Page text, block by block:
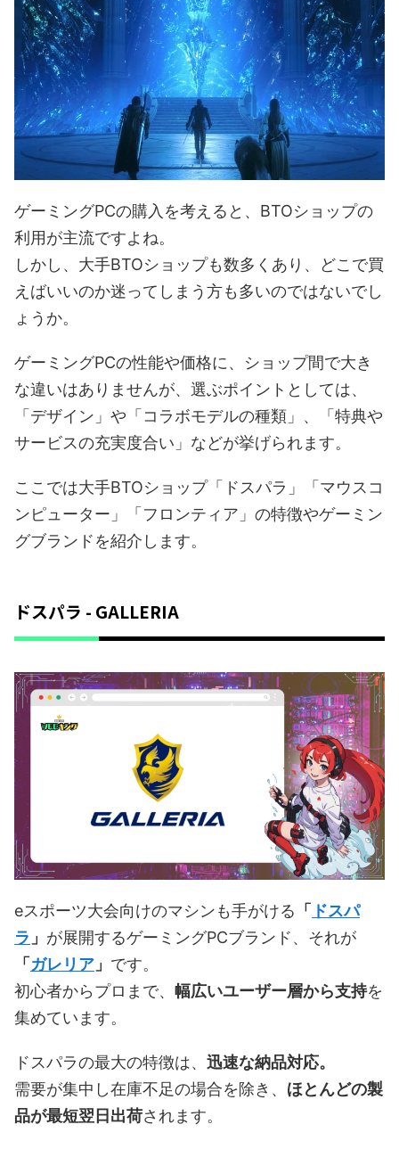
ゲーミングPCの購入を考えると、BTOショップの
利用が主流ですよね。
しかし、大手BTOショップも数多くあり、どこで買
えばいいのか迷ってしまう方も多いのではないでし
ょうか。
ゲーミングPCの性能や価格に、ショップ間で大き
な違いはありませんが、選ぶポイントとしては、
「デザイン」や「コラボモデルの種類」、「特典や
サービスの充実度合い」などが挙げられます。
ここでは大手BTOショップ「ドスパラ」「マウスコ
ンピューター」「フロンティア」の特徴やゲーミン
グブランドを紹介します。
ドスパラ - GALLERIA
eスポーツ大会向けのマシンも手がける 「 ドスパ
ラ 」 が展開するゲーミングPCブランド、それが
「 ガレリア 」 です。
初心者からプロまで、 幅広いユーザー層から支持を
集めています。
ドスパラの最大の特徴は、 迅速な納品対応。
需要が集中し在庫不足の場合を除き、 ほとんどの製
品が最短翌日出荷されます。